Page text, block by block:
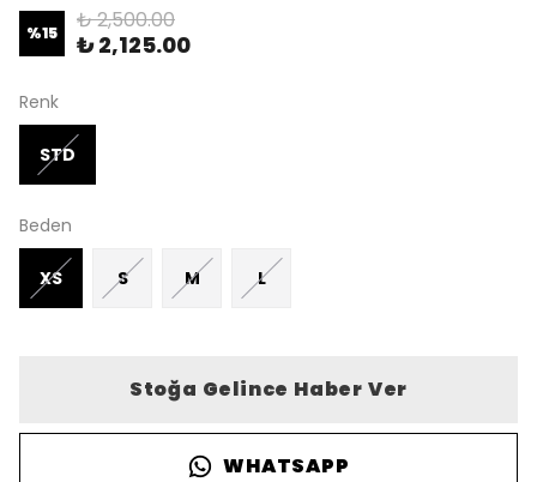
%15 ₺ 2,500.00
₺ 2,125.00
Renk
STD
Beden
XS S M L
Stoğa Gelince Haber Ver
WHATSAPP